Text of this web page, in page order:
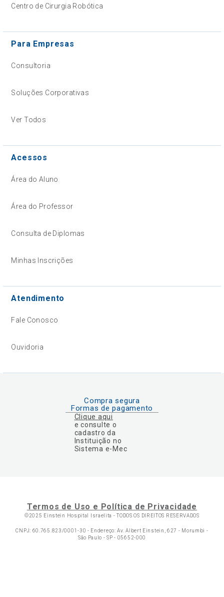
Centro de Cirurgia Robótica
Para Empresas
Consultoria
Soluções Corporativas
Ver Todos
Acessos
Área do Aluno
Área do Professor
Consulta de Diplomas
Minhas Inscrições
Atendimento
Fale Conosco
Ouvidoria
Compra segura
Formas de pagamento
Clique aqui
e consulte o
cadastro da
Instituição no
Sistema e-Mec
Termos de Uso e Política de Privacidade
©2025 Einstein Hospital Israelita -TODOS OS DIREITOS RESERVADOS
CNPJ: 60.765.823/0001-30 - Endereço: Av. Albert Einstein, 627 - Morumbi -
São Paulo - SP - 05652-000